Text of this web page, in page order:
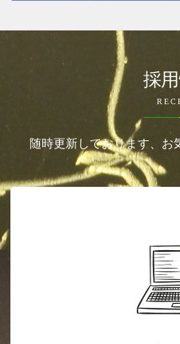
採
随時更新しております、お